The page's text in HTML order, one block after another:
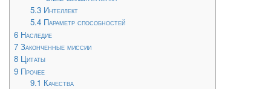
5.3 Интеллект
5.4 Параметр способностей
6 Наследие
7 Законченные миссии
8 Цитаты
9 Прочее
9.1 Качества